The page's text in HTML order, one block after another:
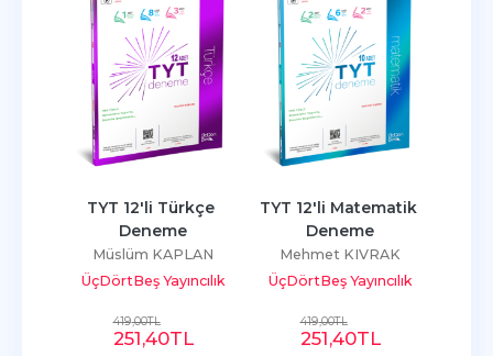
TYT 12'li Türkçe
Deneme
Müslüm KAPLAN
ÜçDörtBeş Yayıncılık
419,00TL
251,40TL
TYT 12'li Matematik
Deneme
Mehmet KIVRAK
ÜçDörtBeş Yayıncılık
419,00TL
251,40TL